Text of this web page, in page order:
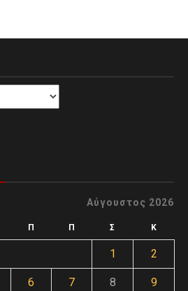
Αύγουστος 2026
Π Π Σ Κ
1 2
6 7 8 9